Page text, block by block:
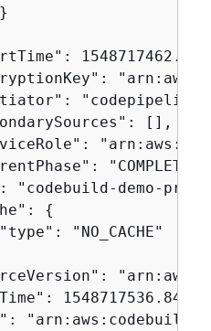
[],
"codebuild-demo-
{
"NO_CACHE"
1548717536.846,